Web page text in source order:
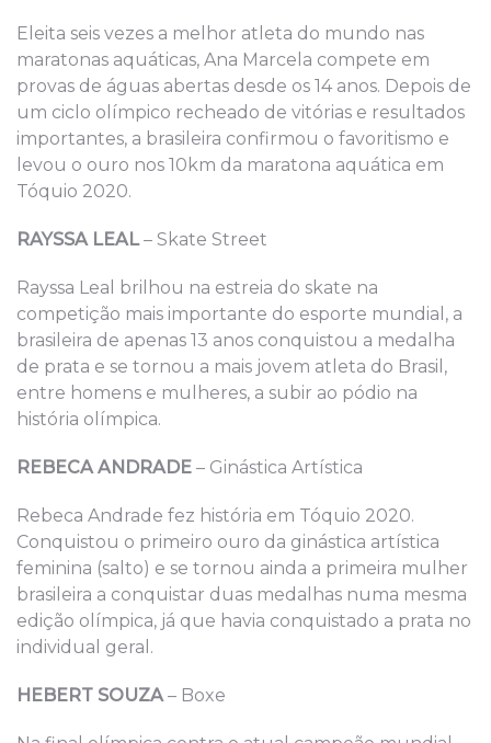
Eleita seis vezes a melhor atleta do mundo nas
maratonas aquáticas, Ana Marcela compete em
provas de águas abertas desde os 14 anos. Depois de
um ciclo olímpico recheado de vitórias e resultados
importantes, a brasileira confirmou o favoritismo e
levou o ouro nos 10km da maratona aquática em
Tóquio 2020.
RAYSSA LEAL– Skate Street
Rayssa Leal brilhou na estreia do skate na
competição mais importante do esporte mundial, a
brasileira de apenas 13 anos conquistou a medalha
de prata e se tornou a mais jovem atleta do Brasil,
entre homens e mulheres, a subir ao pódio na
história olímpica.
REBECA ANDRADE – Ginástica Artística
Rebeca Andrade fez história em Tóquio 2020.
Conquistou o primeiro ouro da ginástica artística
feminina (salto) e se tornou ainda a primeira mulher
brasileira a conquistar duas medalhas numa mesma
edição olímpica, já que havia conquistado a prata no
individual geral.
HEBERT SOUZA – Boxe